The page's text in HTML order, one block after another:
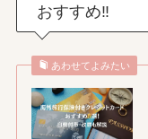
おすすめ‼
あわせてよみたい